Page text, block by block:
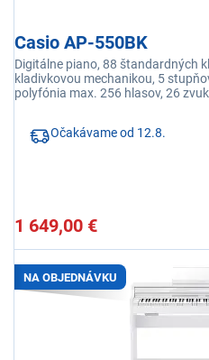
Casio AP-550BK
Digitálne piano, 88 štandardných
kladivkovou mechanikou, 5
polyfónia max. 256 hlasov, 26
Očakávame od 12.8.
1 649,00 €
NA OBJEDNÁVKU